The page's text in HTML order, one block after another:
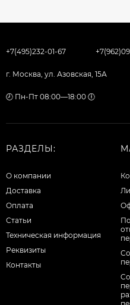
+7(495)232-01-67
г. Москва, ул. Азовская, 15А
🕗 Пн-Пт 08:00—18:00 🕕
РАЗДЕЛЫ:
О компании
Доставка
Оплата
Статьи
Техническая информация
Реквизиты
Контакты